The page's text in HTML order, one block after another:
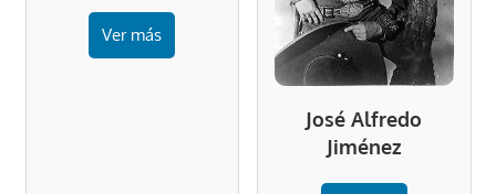
Ver más
José Alfredo
Jiménez